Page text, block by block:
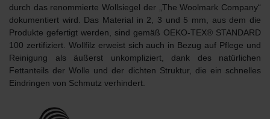
durch das renommierte Wollsiegel der „The Woolmark Company“
dokumentiert wird. Das Material in 2, 3 und 5 mm, aus dem die
Produkte gefertigt werden, sind gemäß OEKO-TEX® STANDARD
100 zertifiziert. Wollfilz erweist sich auch in Bezug auf Pflege und
Reinigung als äußerst unkompliziert, dank des natürlichen
Fettanteils der Wolle und der dichten Struktur, die ein schnelles
Eindringen von Schmutz verhindert.